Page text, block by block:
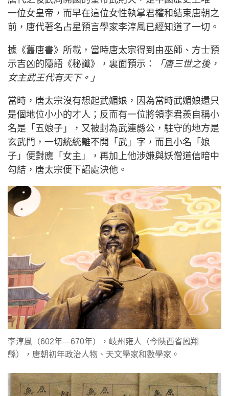
一位女皇帝，而早在這位女性執掌君權和結束唐朝之
前，唐代著名占星預言學家李淳風已經知道了一切。
據《舊唐書》所載，當時唐太宗得到由巫師、方士預
示吉凶的隱語《秘讖》，裏面預示：
「唐三世之後，
女主武王代有天下。」
當時，唐太宗沒有想起武媚娘，因為當時武媚娘還只
是個地位小小的才人；反而有一位將領李君羨自稱小
名是「五娘子」，又被封為武連縣公，駐守的地方是
玄武門，一切統統離不開「武」字，而且小名「娘
子」便對應「女主」，再加上他涉嫌與妖僧道信暗中
勾結，唐太宗便下詔處決他。
李淳風（602年—670年），岐州雍人（今陝西省鳳翔
縣），唐朝初年政治人物、天文學家和數學家。